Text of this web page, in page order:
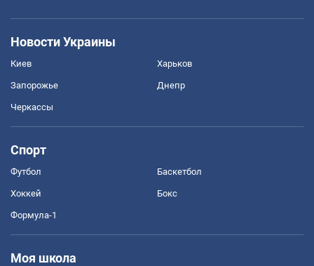
Новости Украины
Киев Харьков
Запорожье Днепр
Черкассы
Спорт
Футбол Баскетбол
Хоккей Бокс
Формула-1
Моя школа